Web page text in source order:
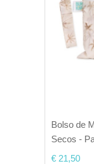
Bolso de
Secos -
€ 21,50